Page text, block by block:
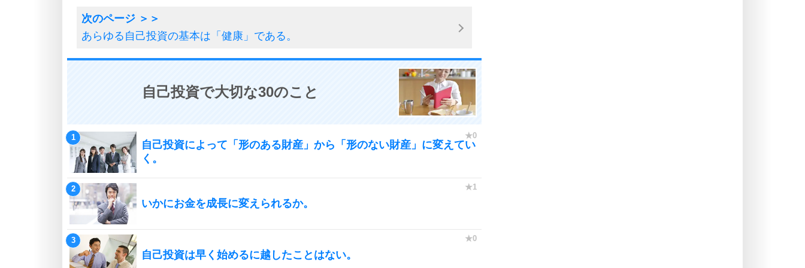
あらゆる自己投資の基本は「健康」である。
自己投資で大切な30のこと
自己投資によって「形のある財産」から「形のない財産」に変えてい
く。
いかにお金を成長に変えられるか。
自己投資は早く始めるに越したことはない。